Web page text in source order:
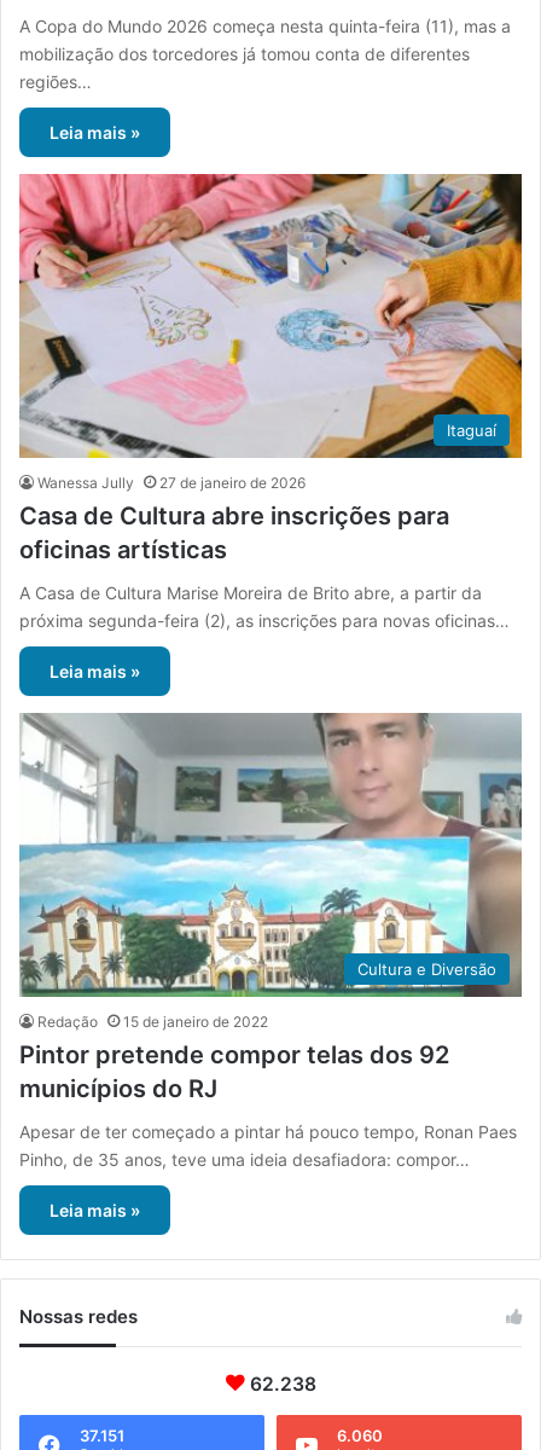
A Copa do Mundo 2026 começa nesta quinta-feira (11), mas a
mobilização dos torcedores já tomou conta de diferentes
regiões…
Leia mais »
Itaguaí
Wanessa Jully 27 de janeiro de 2026
Casa de Cultura abre inscrições para
oficinas artísticas
A Casa de Cultura Marise Moreira de Brito abre, a partir da
próxima segunda-feira (2), as inscrições para novas oficinas…
Leia mais »
Cultura e Diversão
Redação 15 de janeiro de 2022
Pintor pretende compor telas dos 92
municípios do RJ
Apesar de ter começado a pintar há pouco tempo, Ronan Paes
Pinho, de 35 anos, teve uma ideia desafiadora: compor…
Leia mais »
Nossas redes
62.238
37.151 6.060